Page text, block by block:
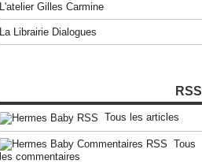
L'atelier Gilles Carmine
La Librairie Dialogues
RSS
Tous les articles
Tous
les commentaires